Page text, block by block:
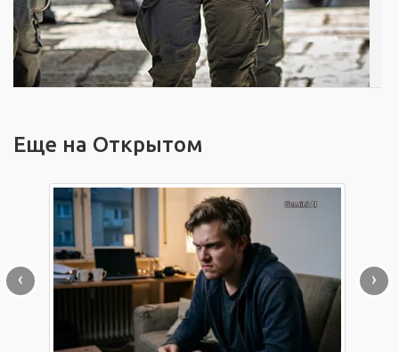
Еще на Открытом
‹ ›